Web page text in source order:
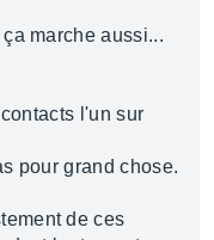
marche aussi...
l'un sur
pour grand chose.
de ces